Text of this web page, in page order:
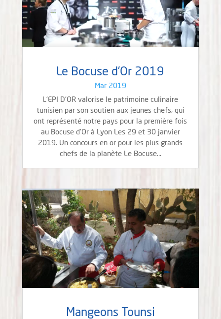
Le Bocuse d’Or 2019
Mar 2019
L’EPI D’OR valorise le patrimoine culinaire
tunisien par son soutien aux jeunes chefs, qui
ont représenté notre pays pour la première fois
au Bocuse d’Or à Lyon Les 29 et 30 janvier
2019. Un concours en or pour les plus grands
chefs de la planète Le Bocuse...
Mangeons Tounsi